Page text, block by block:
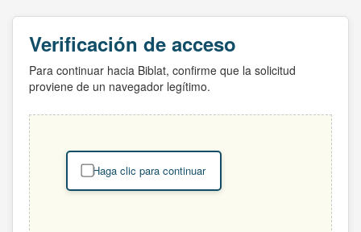
Verificación de acceso
Para continuar hacia Biblat, confirme que la solicitud
proviene de un navegador legítimo.
Haga clic para continuar